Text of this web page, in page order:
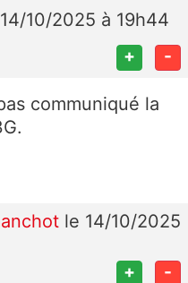
10/2025 à 19h44
+ -
communiqué la
le 14/10/2025
+ -